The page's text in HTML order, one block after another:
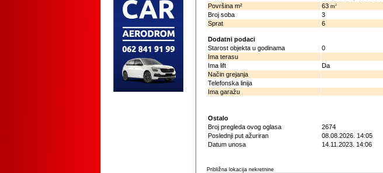
Površina m² 63 m2
Broj soba
3
Sprat
6
Dodatni podaci
Starost objekta u godinama
0
Ima terasu
Ima lift
Da
Način grejanja
Telefonska linija
Ima garažu
Ostalo
Broj pregleda ovog oglasa
2674
Poslednji put ažuriran
08.08.2026. 14:05
Datum unosa
14.11.2023. 14:06
Približna lokacija nekretnine